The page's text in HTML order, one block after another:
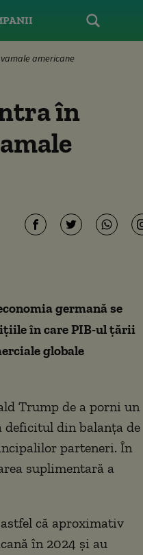
americane
în
germană se
în care PIB-ul țării
globale
Trump de a porni un
deficitul din balanța de
parteneri. În
suplimentară a
că aproximativ
în 2024 și au